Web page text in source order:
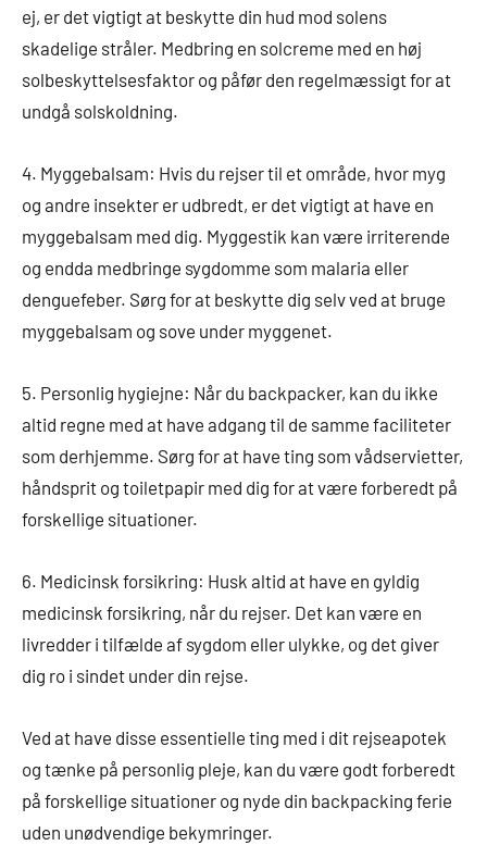
ej, er det vigtigt at beskytte din hud mod solens
skadelige stråler. Medbring en solcreme med en høj
solbeskyttelsesfaktor og påfør den regelmæssigt for at
undgå solskoldning.
4. Myggebalsam: Hvis du rejser til et område, hvor myg
og andre insekter er udbredt, er det vigtigt at have en
myggebalsam med dig. Myggestik kan være irriterende
og endda medbringe sygdomme som malaria eller
denguefeber. Sørg for at beskytte dig selv ved at bruge
myggebalsam og sove under myggenet.
5. Personlig hygiejne: Når du backpacker, kan du ikke
altid regne med at have adgang til de samme faciliteter
som derhjemme. Sørg for at have ting som vådservietter,
håndsprit og toiletpapir med dig for at være forberedt på
forskellige situationer.
6. Medicinsk forsikring: Husk altid at have en gyldig
medicinsk forsikring, når du rejser. Det kan være en
livredder i tilfælde af sygdom eller ulykke, og det giver
dig ro i sindet under din rejse.
Ved at have disse essentielle ting med i dit rejseapotek
og tænke på personlig pleje, kan du være godt forberedt
på forskellige situationer og nyde din backpacking ferie
uden unødvendige bekymringer.